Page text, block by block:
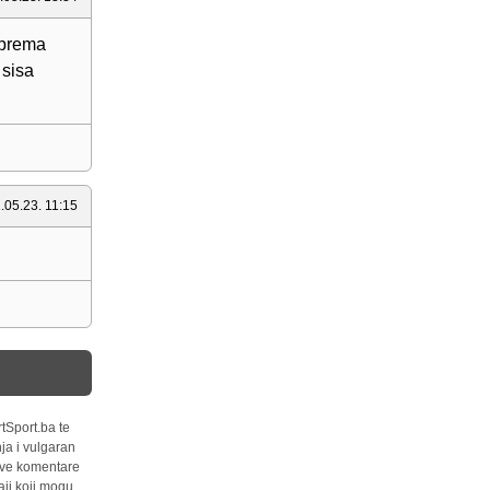
11:15
te
i vulgaran
komentare
koji mogu